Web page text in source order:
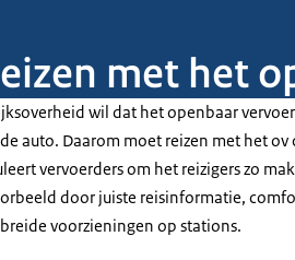
met het
wil dat het openbaar
auto. Daarom moet reizen met het
vervoerders om het reizigers zo
door juiste reisinformatie,
voorzieningen op stations.